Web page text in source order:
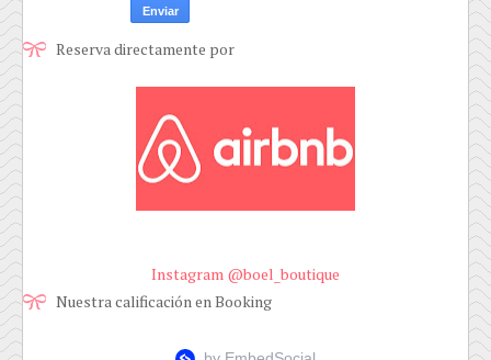
Reserva directamente por
Instagram @boel_boutique
Nuestra calificación en Booking